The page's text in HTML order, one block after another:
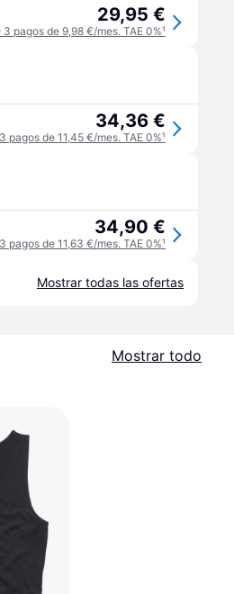
29,95 €
3 pagos de 9,98 €/mes. TAE 0%¹
34,36 €
pagos de 11,45 €/mes. TAE 0%¹
34,90 €
pagos de 11,63 €/mes. TAE 0%¹
Mostrar todas las ofertas
Mostrar todo